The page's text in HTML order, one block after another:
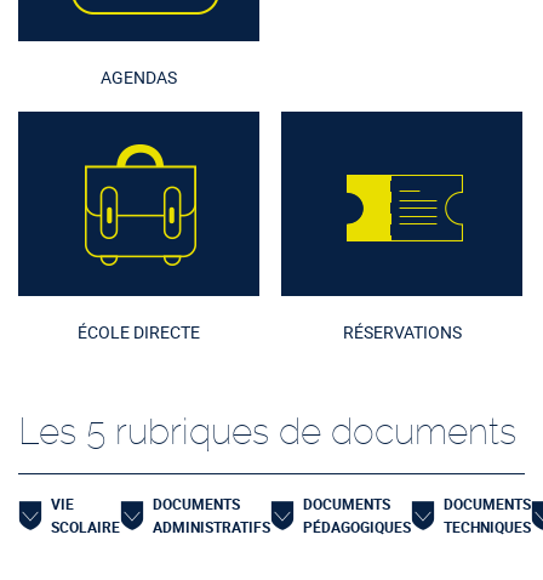
AGENDAS
ÉCOLE DIRECTE RÉSERVATIONS
Les 5 rubriques de documents
VIE
SCOLAIRE
DOCUMENTS
ADMINISTRATIFS
DOCUMENTS
PÉDAGOGIQUES
DOCUMENTS
TECHNIQUES